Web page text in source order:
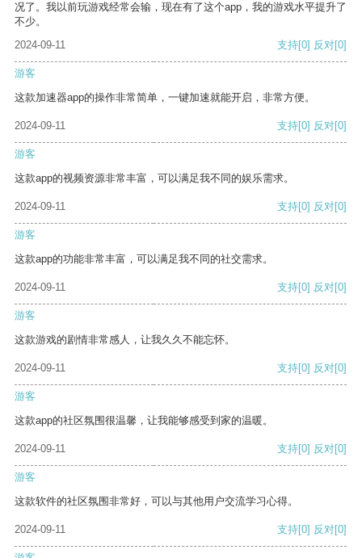
况了。我以前玩游戏经常会输，现在有了这个app，我的游戏水平提升了
不少。
2024-09-11
支持[0] 反对[0]
游客
这款加速器app的操作非常简单，一键加速就能开启，非常方便。
2024-09-11 支持[0] 反对[0]
游客
这款app的视频资源非常丰富，可以满足我不同的娱乐需求。
2024-09-11 支持[0] 反对[0]
游客
这款app的功能非常丰富，可以满足我不同的社交需求。
2024-09-11 支持[0] 反对[0]
游客
这款游戏的剧情非常感人，让我久久不能忘怀。
2024-09-11 支持[0] 反对[0]
游客
这款app的社区氛围很温馨，让我能够感受到家的温暖。
2024-09-11 支持[0] 反对[0]
游客
这款软件的社区氛围非常好，可以与其他用户交流学习心得。
2024-09-11 支持[0] 反对[0]